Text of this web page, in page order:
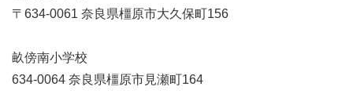
〒634-0061 奈良県橿原市大久保町156
畝傍南小学校
634-0064 奈良県橿原市見瀬町164